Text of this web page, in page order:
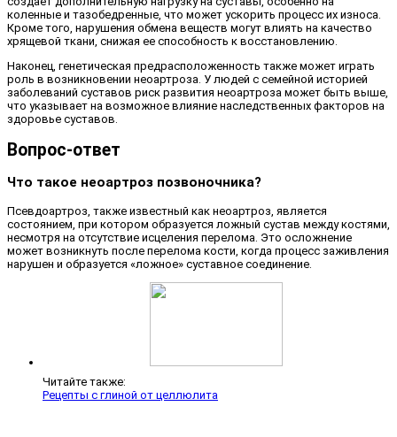
коленные и тазобедренные, что может ускорить процесс их износа.
Кроме того, нарушения обмена веществ могут влиять на качество
хрящевой ткани, снижая ее способность к восстановлению.
Наконец, генетическая предрасположенность также может играть
роль в возникновении неоартроза. У людей с семейной историей
заболеваний суставов риск развития неоартроза может быть выше,
что указывает на возможное влияние наследственных факторов на
здоровье суставов.
Вопрос-ответ
Что такое неоартроз позвоночника?
Псевдоартроз, также известный как неоартроз, является
состоянием, при котором образуется ложный сустав между костями,
несмотря на отсутствие исцеления перелома. Это осложнение
может возникнуть после перелома кости, когда процесс заживления
нарушен и образуется «ложное» суставное соединение.
Читайте также:
Рецепты с глиной от целлюлита